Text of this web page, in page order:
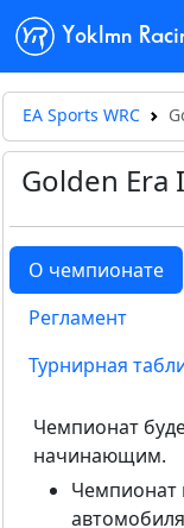
Yoklmn
EA Sports WRC
Golden Era
О чемпионате
Регламент
Турнирная
Чемпионат
начинающим.
Чемпионат